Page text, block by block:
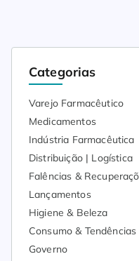
Categorias
Varejo Farmacêutico
Medicamentos
Indústria Farmacêutica
Distribuição | Logística
Falências &
Lançamentos
Higiene & Beleza
Consumo & Tendências
Governo